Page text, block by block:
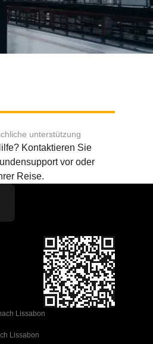
unterstützung
Kontaktieren Sie
vor oder
Reise.
Lissabon
Lissabon